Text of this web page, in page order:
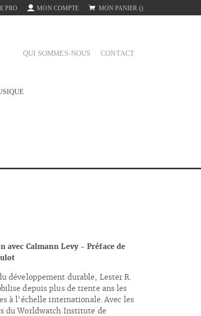
QUI SOMMES-NOUS CONTACT
PRO MON COMPTE MON PANIER ()
avec Calmann Levy - Préface de
développement durable, Lester R.
depuis plus de trente ans les
à l'échelle internationale. Avec les
du Worldwatch Institute de